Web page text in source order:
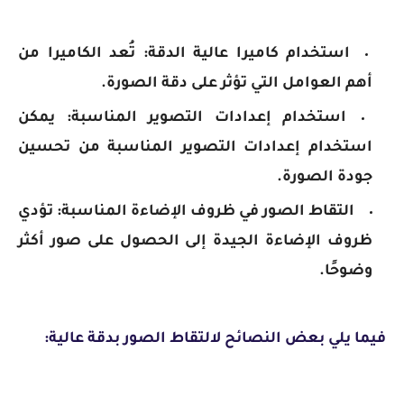
استخدام كاميرا عالية الدقة: تُعد الكاميرا من
أهم العوامل التي تؤثر على دقة الصورة.
استخدام إعدادات التصوير المناسبة: يمكن
استخدام إعدادات التصوير المناسبة من تحسين
جودة الصورة.
التقاط الصور في ظروف الإضاءة المناسبة: تؤدي
ظروف الإضاءة الجيدة إلى الحصول على صور أكثر
وضوحًا.
فيما يلي بعض النصائح لالتقاط الصور بدقة عالية: